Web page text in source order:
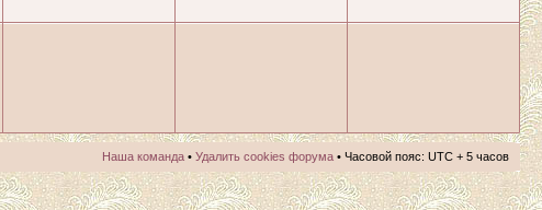
Наша команда • Удалить cookies форума • Часовой пояс: UTC + 5 часов